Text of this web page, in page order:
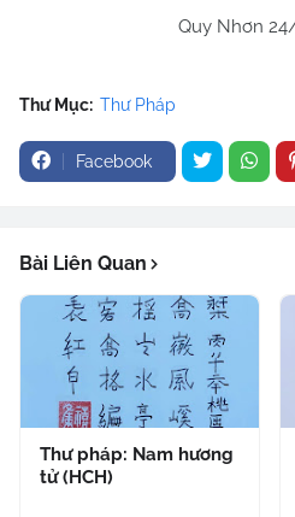
Quy Nhơn
Thư Mục: Thư Pháp
Facebook
Bài Liên Quan
Thư pháp: Nam hương
tử (HCH)